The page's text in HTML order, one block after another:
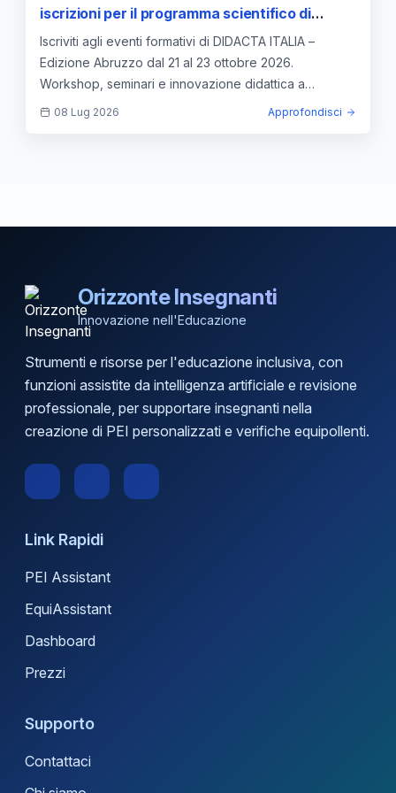
iscrizioni per il programma scientifico di
formazione
Iscriviti agli eventi formativi di DIDACTA ITALIA –
Edizione Abruzzo dal 21 al 23 ottobre 2026.
Workshop, seminari e innovazione didattica a
Lanciano Fiera.
08 Lug 2026 Approfondisci
Orizzonte Insegnanti
Innovazione nell'Educazione
Strumenti e risorse per l'educazione inclusiva, con
funzioni assistite da intelligenza artificiale e revisione
professionale, per supportare insegnanti nella
creazione di PEI personalizzati e verifiche equipollenti.
Link Rapidi
PEI Assistant
EquiAssistant
Dashboard
Prezzi
Supporto
Contattaci